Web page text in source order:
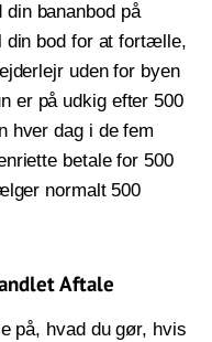
bananbod på
din bod for at fortælle,
uden for byen
er på udkig efter 500
hver dag i de fem
betale for 500
normalt 500
Aftale
på, hvad du gør, hvis